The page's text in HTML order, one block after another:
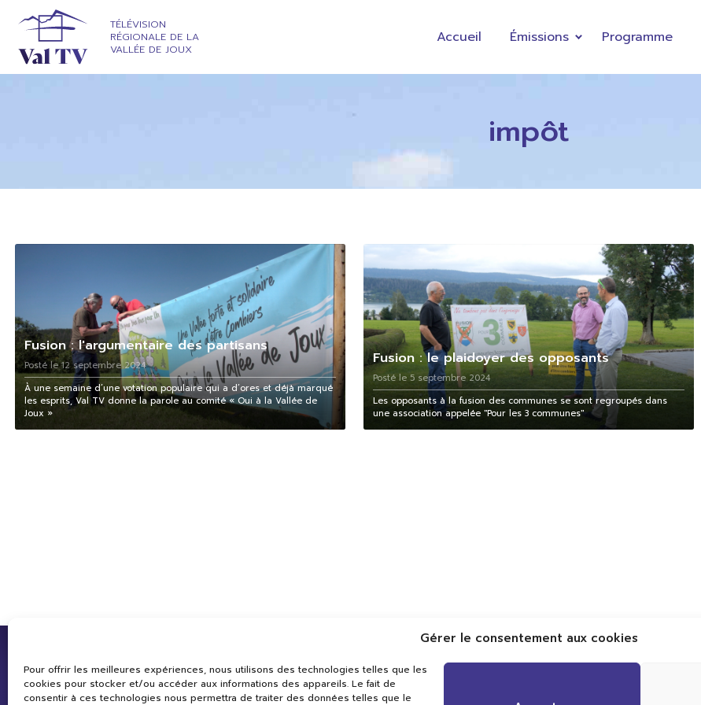
Gérer le consentement aux cookies
Pour offrir les meilleures expériences, nous utilisons des technologies telles que les
cookies pour stocker et/ou accéder aux informations des appareils. Le fait de
consentir à ces technologies nous permettra de traiter des données telles que le
TÉLÉVISION
RÉGIONALE DE LA
VALLÉE DE JOUX
Accueil Émissions Programme
impôt
Fusion : l'argumentaire des partisans
Posté le 12 septembre 2024
À une semaine d’une votation populaire qui a d’ores et déjà marqué
les esprits, Val TV donne la parole au comité « Oui à la Vallée de
Joux »
Fusion : le plaidoyer des opposants
Posté le 5 septembre 2024
Les opposants à la fusion des communes se sont regroupés dans
une association appelée "Pour les 3 communes"
Val TV